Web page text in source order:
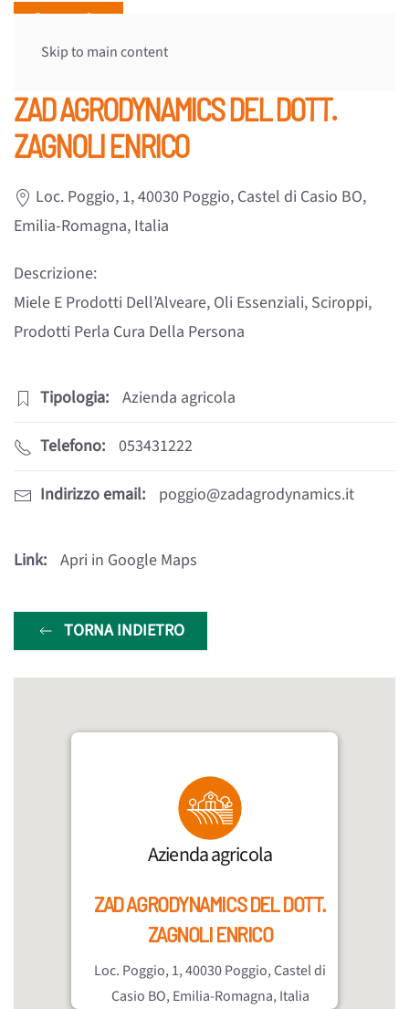
Skip to main content
ZAD AGRODYNAMICS DEL DOTT.
ZAGNOLI ENRICO
Loc. Poggio, 1, 40030 Poggio, Castel di Casio BO,
Emilia-Romagna, Italia
Descrizione:
Miele E Prodotti Dell’Alveare, Oli Essenziali, Sciroppi,
Prodotti Perla Cura Della Persona
Tipologia: Azienda agricola
Telefono: 053431222
Indirizzo email: poggio@zadagrodynamics.it
Link: Apri in Google Maps
TORNA INDIETRO
Azienda agricola
ZAD AGRODYNAMICS DEL DOTT.
ZAGNOLI ENRICO
Loc. Poggio, 1, 40030 Poggio, Castel di
Casio BO, Emilia-Romagna, Italia